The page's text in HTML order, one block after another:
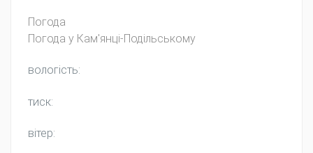
Погода
Погода у Кам'янці-Подільському
вологість:
тиск:
вітер: